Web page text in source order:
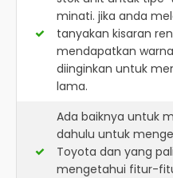
minati. jika anda
tanyakan kisaran
mendapatkan
diinginkan untuk
lama.
Ada baiknya untuk
dahulu untuk
Toyota dan yang
mengetahui fitur-